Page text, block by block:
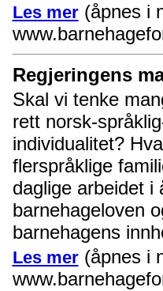
Les mer(åpnes i
Regjeringens
Skal vi tenke
rett norsk-
individualitet?
flerspråklige
daglige arbeidet i
barnehageloven
barnehagens
Les mer(åpnes i